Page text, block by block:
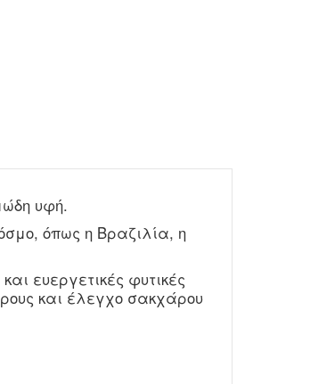
υφή.
όπως η Βραζιλία, η
ευεργετικές φυτικές
και έλεγχο σακχάρου